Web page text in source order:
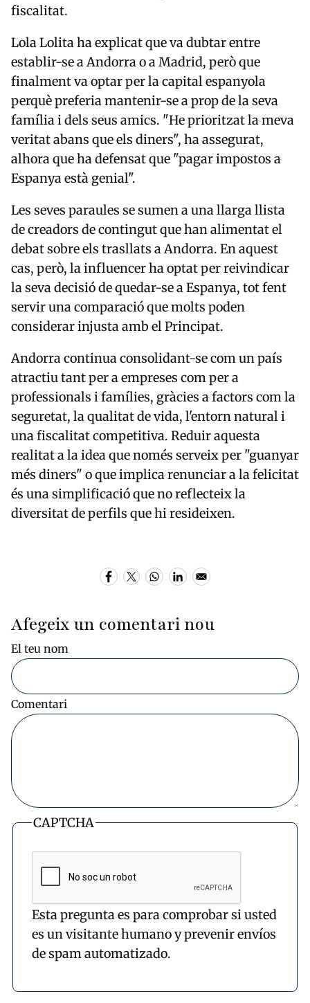
fiscalitat.
Lola Lolita ha explicat que va dubtar entre
establir-se a Andorra o a Madrid, però que
finalment va optar per la capital espanyola
perquè preferia mantenir-se a prop de la seva
família i dels seus amics. "He prioritzat la meva
veritat abans que els diners", ha assegurat,
alhora que ha defensat que "pagar impostos a
Espanya està genial".
Les seves paraules se sumen a una llarga llista
de creadors de contingut que han alimentat el
debat sobre els trasllats a Andorra. En aquest
cas, però, la influencer ha optat per reivindicar
la seva decisió de quedar-se a Espanya, tot fent
servir una comparació que molts poden
considerar injusta amb el Principat.
Andorra continua consolidant-se com un país
atractiu tant per a empreses com per a
professionals i famílies, gràcies a factors com la
seguretat, la qualitat de vida, l'entorn natural i
una fiscalitat competitiva. Reduir aquesta
realitat a la idea que només serveix per "guanyar
més diners" o que implica renunciar a la felicitat
és una simplificació que no reflecteix la
diversitat de perfils que hi resideixen.
Afegeix un comentari nou
El teu nom
Comentari
CAPTCHA
Esta pregunta es para comprobar si usted
es un visitante humano y prevenir envíos
de spam automatizado.